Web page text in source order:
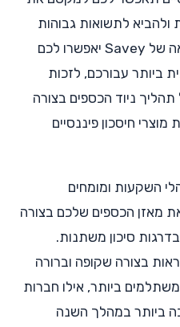
ולהביא לתשואות גבוהות
יותר. שימוש בטבלאות ההשוואה של Savey יאפשרו לכם
ביותר עבורכם, לזכות
ניוד הכספים בצורה
חיסכון פיננסיים
השקעות ומומחים
מאזן הכספים שלכם בצורה
סיכון משתנות.
בצורה שקופה וברורה
ביותר, אילו חברות
ביותר במהלך השנה